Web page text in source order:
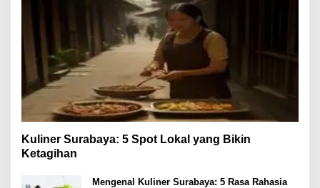
Kuliner Surabaya: 5 Spot Lokal yang Bikin
Ketagihan
Mengenal Kuliner Surabaya: 5 Rasa Rahasia